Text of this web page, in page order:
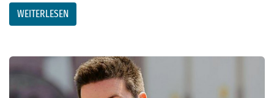
WEITERLESEN